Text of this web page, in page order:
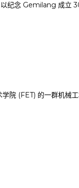
纪念 Gemilang 成立
(FET) 的一群机械工